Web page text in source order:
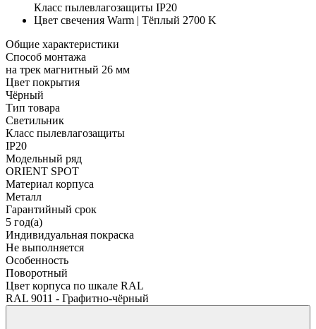
Класс пылевлагозащиты IP20
Цвет свечения Warm | Тёплый 2700 K
Общие характеристики
Способ монтажа
на трек магнитный 26 мм
Цвет покрытия
Чёрный
Тип товара
Светильник
Класс пылевлагозащиты
IP20
Модельный ряд
ORIENT SPOT
Материал корпуса
Металл
Гарантийный срок
5 год(а)
Индивидуальная покраска
Не выполняется
Особенность
Поворотный
Цвет корпуса по шкале RAL
RAL 9011 - Графитно-чёрный